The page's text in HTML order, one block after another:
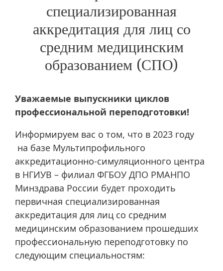
специализированная
аккредитация для лиц со
средним медицинским
образованием (СПО)
Уважаемые выпускники циклов
профессиональной переподготовки!
Информируем вас о том, что в 2023 году
на базе Мультипрофильного
аккредитационно-симуляционного центра
в НГИУВ – филиал ФГБОУ ДПО РМАНПО
Минздрава России будет проходить
первичная специализированная
аккредитация для лиц со средним
медицинским образованием прошедших
профессиональную переподготовку по
следующим специальностям: